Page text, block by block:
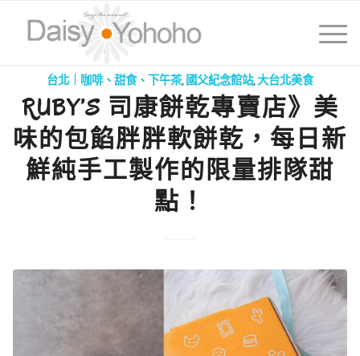
台北｜咖啡、甜食、下午茶, 國父紀念館站,大台北美食
RUBY’S 司康餅乾專賣店》美
味的包餡胖胖軟餅乾，每日新
鮮純手工製作的限量排隊甜
點！